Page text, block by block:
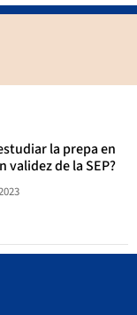
la prepa en
validez de la SEP?